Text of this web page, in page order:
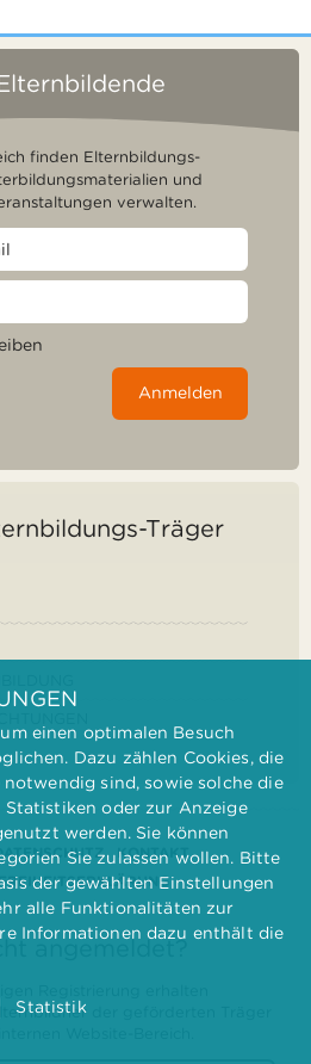
finden Elternbildungs-
und
verwalten.
Anmelden
Träger
KONTAKT
angemeldet?
der geförderten Träger
einen optimalen Besuch
Dazu zählen Cookies, die
sind, sowie solche die
oder zur Anzeige
werden. Sie können
Sie zulassen wollen. Bitte
der gewählten Einstellungen
alle Funktionalitäten zur
Informationen dazu enthält die
Statistik